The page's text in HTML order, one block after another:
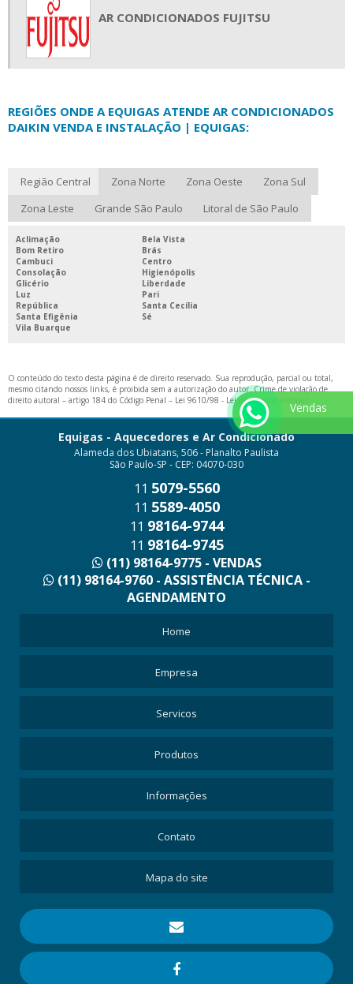
AR CONDICIONADOS FUJITSU
REGIÕES ONDE A EQUIGAS ATENDE AR CONDICIONADOS
DAIKIN VENDA E INSTALAÇÃO | EQUIGAS:
Região Central Zona Norte Zona Oeste
Zona Sul
Zona Leste
Grande São Paulo Litoral de São Paulo
Aclimação
Bela Vista
Bom Retiro
Brás
Cambuci
Centro
Consolação
Higienópolis
Glicério
Liberdade
Luz
Pari
República
Santa Cecília
Santa Efigênia
Sé
Vila Buarque
O conteúdo do texto desta página é de direito reservado. Sua reprodução, parcial ou total,
mesmo citando nossos links, é proibida sem a autorização do autor. Crime de violação de
direito autoral – artigo 184 do Código Penal – Lei 9610/98 - Lei de direitos autorais
Equigas - Aquecedores e Ar Condicionado
Alameda dos Ubiatans, 506 - Planalto Paulista
São Paulo-SP - CEP: 04070-030
11 5079-5560
11 5589-4050
11 98164-9744
11 98164-9745
(11) 98164-9775 - VENDAS
(11) 98164-9760 - ASSISTÊNCIA TÉCNICA -
AGENDAMENTO
Vendas
Home
Empresa
Servicos
Produtos
Informações
Contato
Mapa do site